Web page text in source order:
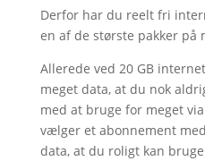
Derfor har du reelt fri
en af de største pakker på
Allerede ved 20 GB
meget data, at du nok
med at bruge for meget
vælger et abonnement
data, at du roligt kan